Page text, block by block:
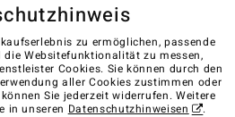
Cookies
Impressum
Vertrag widerrufen
zu ermöglichen, passende
die Websitefunktionalität zu messen,
Cookies. Sie können durch den
aller Cookies zustimmen oder
Sie jederzeit widerrufen. Weitere
in unseren Datenschutzhinweisen .